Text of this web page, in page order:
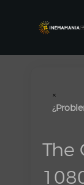
×
The